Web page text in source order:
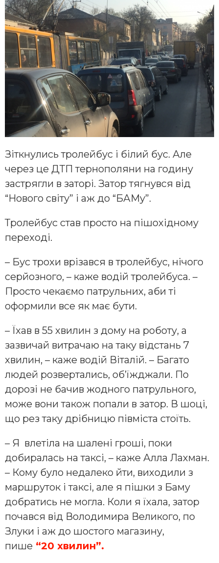
Зіткнулись тролейбус і білий бус. Але
через це ДТП тернополяни на годину
застрягли в заторі. Затор тягнувся від
“Нового світу” і аж до “БАМу”.
Тролейбус став просто на пішохідному
переході.
– Бус трохи врізався в тролейбус, нічого
серйозного, – каже водій тролейбуса. –
Просто чекаємо патрульних, аби ті
оформили все як має бути.
– Їхав в 55 хвилин з дому на роботу, а
зазвичай витрачаю на таку відстань 7
хвилин, – каже водій Віталій. – Багато
людей розвертались, об’їжджали. По
дорозі не бачив жодного патрульного,
може вони також попали в затор. В шоці,
що рез таку дрібницю півміста стоїть.
– Я влетіла на шалені гроші, поки
добиралась на таксі, – каже Алла Лахман.
– Кому було недалеко йти, виходили з
маршруток і таксі, але я пішки з Баму
добратись не могла. Коли я їхала, затор
почався від Володимира Великого, по
Злуки і аж до шостого магазину,
пише “20 хвилин”.